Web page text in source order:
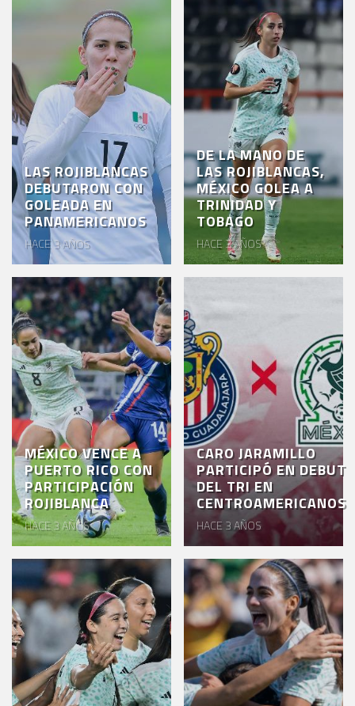
LAS ROJIBLANCAS
DEBUTARON CON
GOLEADA EN
PANAMERICANOS
HACE 3 AÑOS
DE LA MANO DE
LAS ROJIBLANCAS,
MÉXICO GOLEA A
TRINIDAD Y
TOBAGO
HACE 3 AÑOS
MÉXICO VENCE A
PUERTO RICO CON
PARTICIPACIÓN
ROJIBLANCA
HACE 3 AÑOS
CARO JARAMILLO
PARTICIPÓ EN DEBUT
DEL TRI EN
CENTROAMERICANOS
HACE 3 AÑOS